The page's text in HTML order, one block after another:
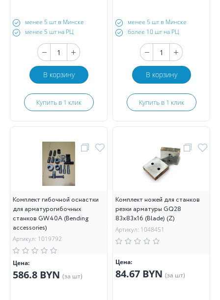
менее 5 шт в Минске
менее 5 шт на РЦ
В корзину
Купить в 1 клик
менее 5 шт в Минске
более 10 шт на РЦ
В корзину
Купить в 1 клик
Комплект гибочной оснастки
для арматурогибочных
станков GW40A (Bending
accessories)
Артикул: 1019792
Цена:
586.8 BYN (за шт)
Комплект ножей для станков
резки арматуры GQ28
83х83х16 (Blade) (Z)
Артикул: 1048451
Цена:
84.67 BYN (за шт)